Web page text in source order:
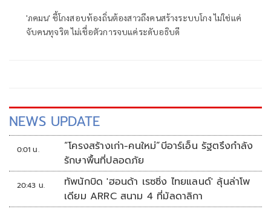
'ภคมน' ชี้โกงสอบท้องถิ่นต้องสาวถึงคนสร้างระบบโกง ไม่ใช่แค่
จับคนทุจริต ไม่เชื่อตัวการจบแค่ระดับอธิบดี
NEWS UPDATE
0:01 น.
“โครงสร้างเก่า-คนใหม่”บีอาร์เอ็น รัฐตรึงกำลัง
รักษาพื้นที่ปลอดภัย
20:43 น.
ทัพนักบิด 'ฮอนด้า เรซซิ่ง ไทยแลนด์' ลุ้นล่าโพ
เดียม ARRC สนาม 4 ที่มัลดาลิกา